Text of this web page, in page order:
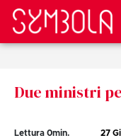
Due ministri
Lettura 0min. 27